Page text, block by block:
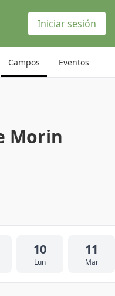
Iniciar sesión
Campos Eventos
Morin
10
Lun
11
Mar